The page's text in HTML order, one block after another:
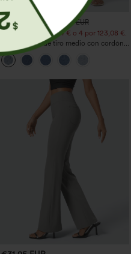
+5
€44,95 EUR
€49,95 EUR
Compra 2 por 61,54 € o 4 por 123,08 €.
Jeans casual de tiro medio con cordón y
bolsillos